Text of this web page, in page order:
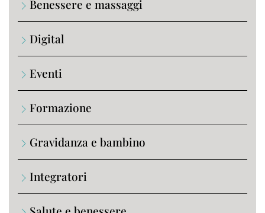
Benessere e massaggi
Digital
Eventi
Formazione
Gravidanza e bambino
Integratori